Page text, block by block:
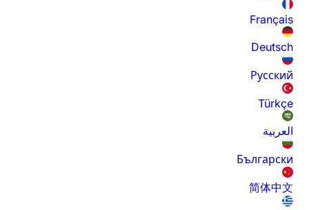
Français
Deutsch
Русский
Türkçe
العربية
Български
简体中文